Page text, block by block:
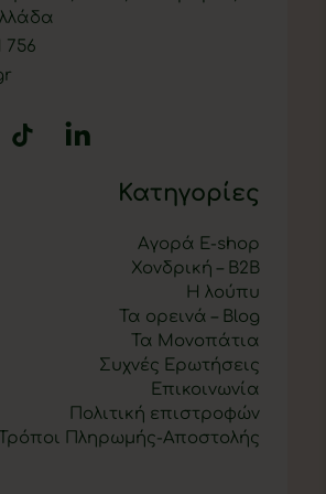
756
Κατηγορίες
Αγορά E-shop
Χονδρική – B2B
Η λούπυ
Τα ορεινά – Blog
Τα Μονοπάτια
Συχνές Ερωτήσεις
Επικοινωνία
Πολιτική επιστροφών
Τρόποι Πληρωμής-Αποστολής